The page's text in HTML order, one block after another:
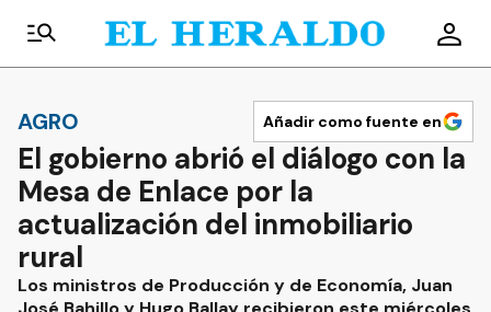
AGRO Añadir como fuente en
El gobierno abrió el diálogo con la
Mesa de Enlace por la
actualización del inmobiliario
rural
Los ministros de Producción y de Economía, Juan